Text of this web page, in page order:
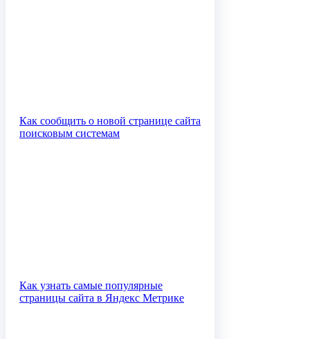
Как сообщить о новой странице сайта
поисковым системам
Как узнать самые популярные
страницы сайта в Яндекс Метрике